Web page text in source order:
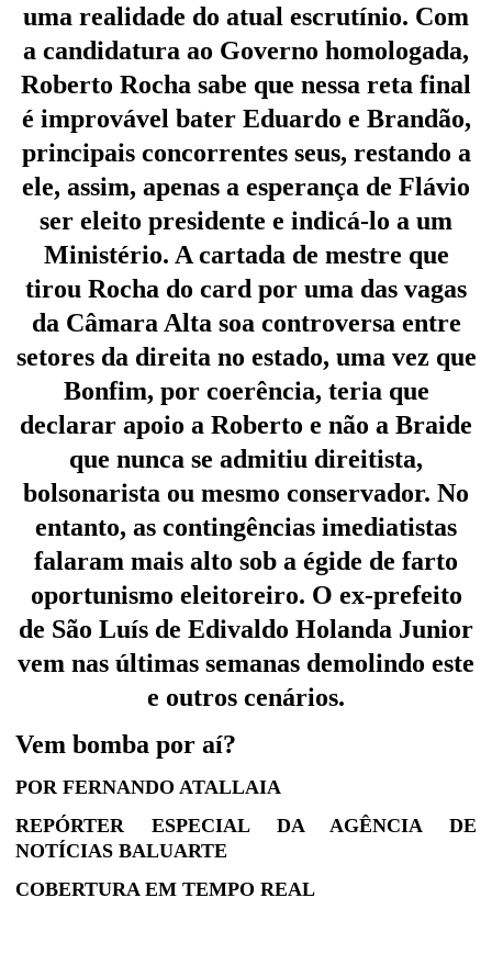
uma realidade do atual escrutínio. Com
a candidatura ao Governo homologada,
Roberto Rocha sabe que nessa reta final
é improvável bater Eduardo e Brandão,
principais concorrentes seus, restando a
ele, assim, apenas a esperança de Flávio
ser eleito presidente e indicá-lo a um
Ministério. A cartada de mestre que
tirou Rocha do card por uma das vagas
da Câmara Alta soa controversa entre
setores da direita no estado, uma vez que
Bonfim, por coerência, teria que
declarar apoio a Roberto e não a Braide
que nunca se admitiu direitista,
bolsonarista ou mesmo conservador. No
entanto, as contingências imediatistas
falaram mais alto sob a égide de farto
oportunismo eleitoreiro. O ex-prefeito
de São Luís de Edivaldo Holanda Junior
vem nas últimas semanas demolindo este
e outros cenários.
Vem bomba por aí?
POR FERNANDO ATALLAIA
REPÓRTER ESPECIAL DA AGÊNCIA DE
NOTÍCIAS BALUARTE
COBERTURA EM TEMPO REAL